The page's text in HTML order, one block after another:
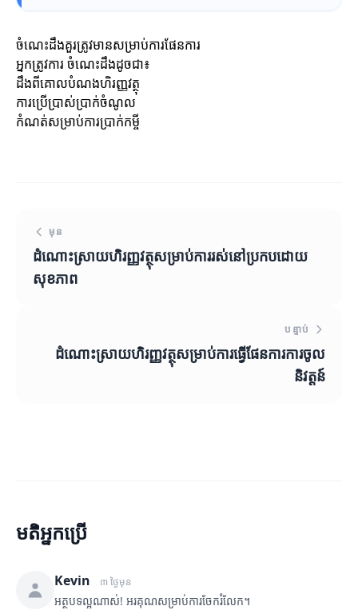
ចំណេះដឹងគួរត្រូវមានសម្រាប់ការផែនការ
អ្នកត្រូវការ ចំណេះដឹងដូចជា៖
ដឹងពីគោលបំណងហិរញ្ញវត្ថុ
ការប្រើប្រាស់ប្រាក់ចំណូល
កំណត់សម្រាប់ការប្រាក់កម្ចី
មុន
ដំណោះស្រាយហិរញ្ញវត្ថុសម្រាប់ការរស់នៅប្រកបដោយ
សុខភាព
បន្ទាប់
ដំណោះស្រាយហិរញ្ញវត្ថុសម្រាប់ការធ្វើផែនការការចូល
និវត្តន៍
មតិអ្នកប្រើ
Kevin ៣ ថ្ងៃមុន
អត្ថបទល្អណាស់! អរគុណសម្រាប់ការចែករំលែក។